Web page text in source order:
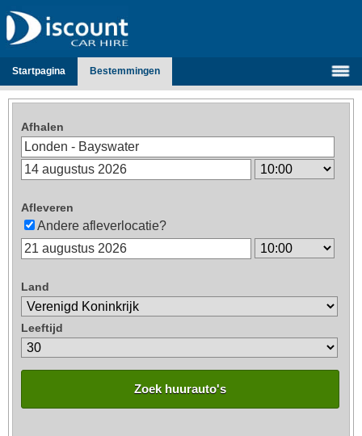
Startpagina Bestemmingen
Afhalen
Afleveren
Andere afleverlocatie?
Land
Leeftijd
Zoek huurauto's